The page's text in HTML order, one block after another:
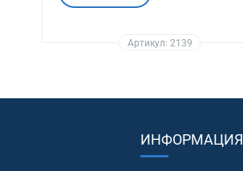
Артикул: 2139
ИНФОРМАЦИЯ